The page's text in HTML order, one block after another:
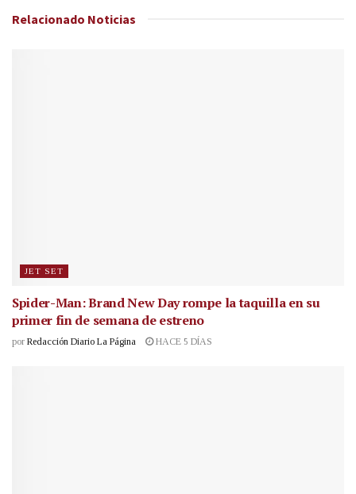
Relacionado Noticias
JET SET
Spider-Man: Brand New Day rompe la taquilla en su
primer fin de semana de estreno
por Redacción Diario La Página HACE 5 DÍAS